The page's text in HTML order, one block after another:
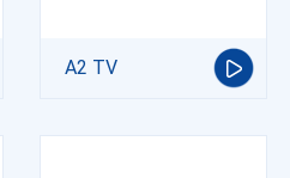
A2 TV